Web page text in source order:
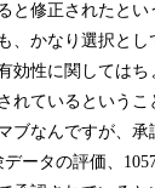
と修正されたと
、かなり選択と
効性に関しては
れているという
ブなんですが、承
ータの評価、